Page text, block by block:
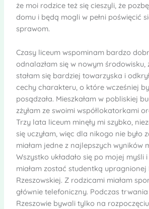
że moi rodzice też się cieszyli, że
domu i będą mogli w pełni poświęcić
sprawom.
Czasy liceum wspominam bardzo
odnalazłam się w nowym
stałam się bardziej towarzyska i
cechy charakteru, o które wcześniej
posądzała. Mieszkałam w pobliskiej
zżyłam ze swoimi współlokatorkami
Trzy lata liceum minęły mi szybko,
się uczyłam, więc dla nikogo nie było
miałam jedne z najlepszych wyników
Wszystko układało się po mojej myśli
miałam zostać studentką upragnionej
Rzeszowskiej. Z rodzicami miałam
głównie telefoniczny. Podczas
Rzeszowie bywali tylko na